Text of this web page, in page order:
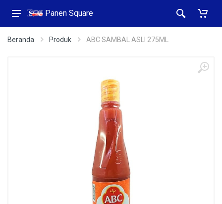
Panen Square
Beranda Produk ABC SAMBAL ASLI 275ML